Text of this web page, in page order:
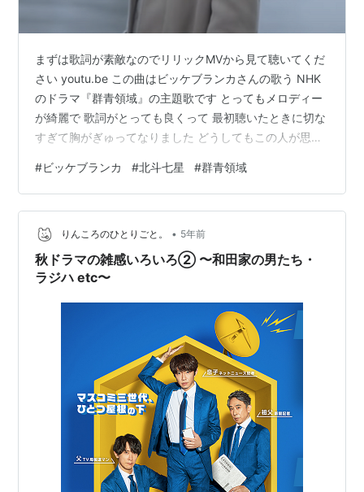
まずは歌詞が素敵なのでリリックMVから見て聴いてくだ
さい youtu.be この曲はビッケブランカさんの歌う NHK
のドラマ『群青領域』の主題歌です とってもメロディー
が綺麗で 歌詞がとっても良くって 最初聴いたときに切な
すぎて胸がぎゅってなりました どうしてもこの人が思い
Official MV youtu.be この曲が主題歌のNHKのドラマの
『群青領域』も面白いです シム ウンギョンちゃん日本に
ずっといるのかな 本当に日本語も上手 これからどうなっ
ていくのか楽しみです [群青領域] シム・ウンギョン主演
みどころ紹介！| ドラマ10 | …
#ビッケブランカ #北斗七星 #群青領域
りんころのひとりごと。 • 5年前
秋ドラマの雑感いろいろ② 〜和田家の男たち・
ラジハ etc〜